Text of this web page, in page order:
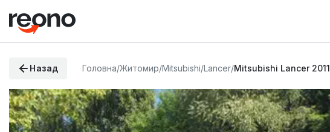
Назад Головна/Житомир/Mitsubishi/Lancer/Mitsubishi Lancer 2011